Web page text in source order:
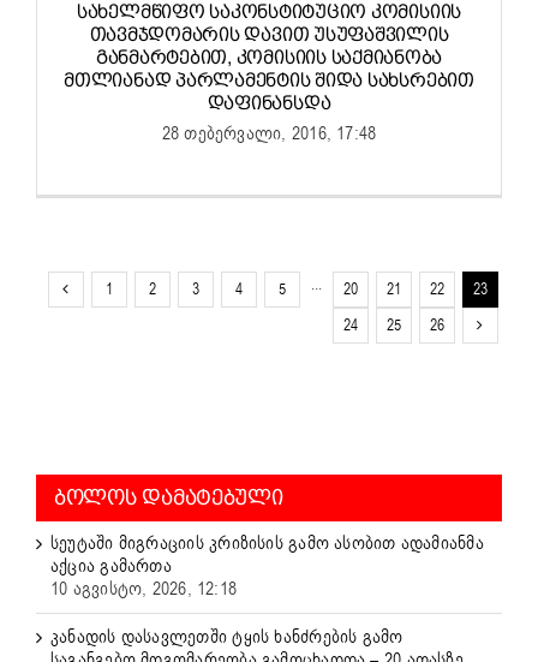
ᲡᲐᲮᲔᲚᲛᲬᲘᲤᲝ ᲡᲐᲙᲝᲜᲡᲢᲘᲢᲣᲪᲘᲝ ᲙᲝᲛᲘᲡᲘᲘᲡ
ᲗᲐᲕᲛᲯᲓᲝᲛᲐᲠᲘᲡ ᲓᲐᲕᲘᲗ ᲣᲡᲣᲤᲐᲨᲕᲘᲚᲘᲡ
ᲒᲐᲜᲛᲐᲠᲢᲔᲑᲘᲗ, ᲙᲝᲛᲘᲡᲘᲘᲡ ᲡᲐᲥᲛᲘᲐᲜᲝᲑᲐ
ᲛᲗᲚᲘᲐᲜᲐᲓ ᲞᲐᲠᲚᲐᲛᲔᲜᲢᲘᲡ ᲨᲘᲓᲐ ᲡᲐᲮᲡᲠᲔᲑᲘᲗ
ᲓᲐᲤᲘᲜᲐᲜᲡᲓᲐ
28 თებერვალი, 2016, 17:48
1 2 3 4 5 ··· 20 21 22
23
24
25 26
ᲑᲝᲚᲝᲡ ᲓᲐᲛᲐᲢᲔᲑᲣᲚᲘ
სეუტაში მიგრაციის კრიზისის გამო ასობით ადამიანმა
აქცია გამართა
10 აგვისტო, 2026, 12:18
კანადის დასავლეთში ტყის ხანძრების გამო